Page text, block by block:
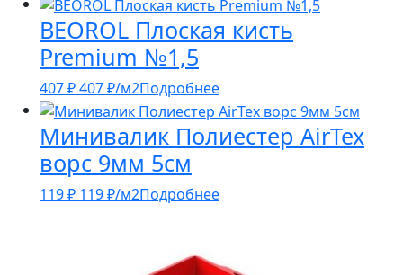
BEOROL Плоская кисть
Premium №1,5
407₽407₽/м2Подробнее
Минивалик Полиестер AirTex
ворс 9мм 5см
119₽ 119₽/м2Подробнее